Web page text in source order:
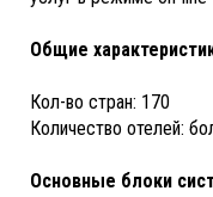
Общие
Кол-во стран: 170
Количество отелей:
Основные блоки